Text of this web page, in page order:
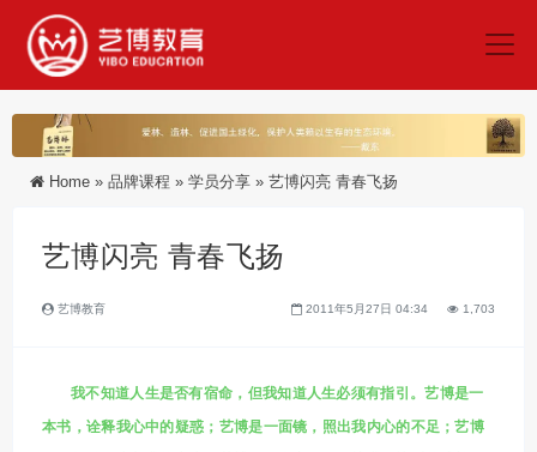
Home » 品牌课程 » 学员分享 » 艺博闪亮 青春飞扬
艺博闪亮 青春飞扬
艺博教育 2011年5月27日 04:34 1,703
我不知道人生是否有宿命，但我知道人生必须有指引。艺博是一
本书，诠释我心中的疑惑；艺博是一面镜，照出我内心的不足；艺博